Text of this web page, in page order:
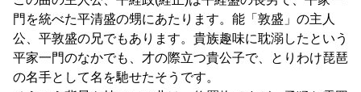
門を統べた平清盛の甥にあたります。能「敦盛」の主人
公、平敦盛の兄でもあります。貴族趣味に耽溺したという
平家一門のなかでも、才の際立つ貴公子で、とりわけ琵琶
の名手として名を馳せたそうです。